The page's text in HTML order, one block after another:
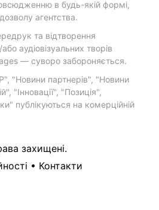
в будь-якій формі,
агентства.
та відтворення
аудіовізуальних творів
— суворо забороняється.
"Новини партнерів", "Новини
"Інновації", "Позиція",
публікуються на комерційній
захищені.
• Контакти